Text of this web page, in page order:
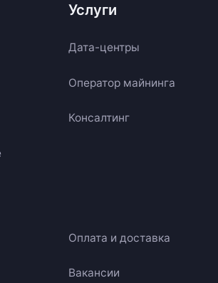
Услуги
Дата-центры
Оператор майнинга
Консалтинг
Оплата и доставка
Вакансии